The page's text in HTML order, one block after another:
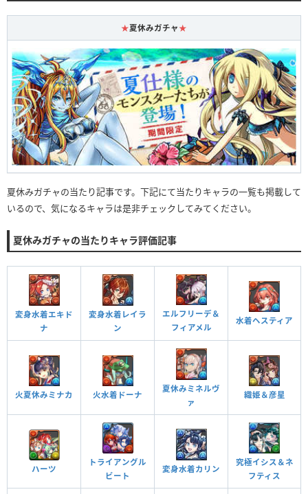
★夏休みガチャ ★
夏休みガチャの当たり記事です。下記にて当たりキャラの一覧も掲載して
いるので、気になるキャラは是非チェックしてみてください。
夏休みガチャの当たりキャラ評価記事
変身水着エキド
ナ
変身水着レイラ
ン
エルフリーデ＆
フィアメル
水着ヘスティア
火夏休みミナカ 火水着ドーナ
夏休みミネルヴ
ァ
織姫＆彦星
ハーツ
トライアングル
ビート
変身水着カリン
究極イシス＆ネ
フティス